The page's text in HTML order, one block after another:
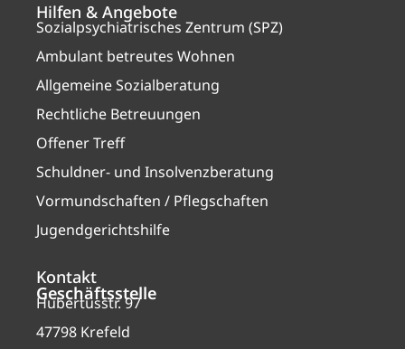
Hilfen & Angebote
Sozialpsychiatrisches Zentrum (SPZ)
Ambulant betreutes Wohnen
Allgemeine Sozialberatung
Rechtliche Betreuungen
Offener Treff
Schuldner- und Insolvenzberatung
Vormundschaften / Pflegschaften
Jugendgerichtshilfe
Kontakt
Geschäftsstelle
Hubertusstr. 97
47798 Krefeld